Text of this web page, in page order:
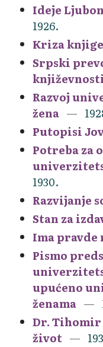
Ideje
1926.
Kriza knjige
Srpski
Razvoj
žena
Putopisi
Potreba za
1930.
Razvijanje
Stan za
Ima pravde
Pismo
upućeno
ženama
Dr. Tihomir
život